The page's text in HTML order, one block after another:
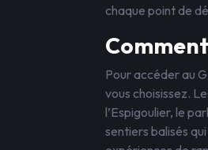
chaque point de
Pour accéder au
vous choisissez.
l’Espigoulier, le
sentiers balisés